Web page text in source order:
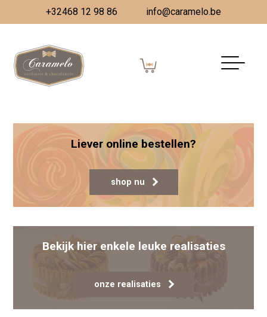
+32468 12 98 86 info@caramelo.be
Gepubliceerd op 30 maart 2024
(3 april 2024)
door Vanessa Dombrecht
Liever online bestellen?
shop nu
Bekijk hier enkele leuke realisaties
onze realisaties